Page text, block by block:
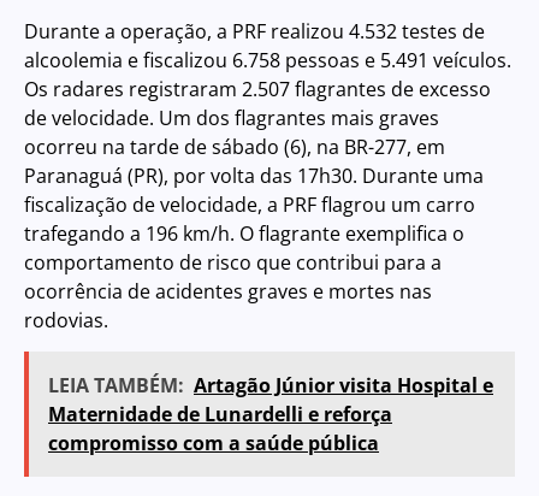
Durante a operação, a PRF realizou 4.532 testes de
alcoolemia e fiscalizou 6.758 pessoas e 5.491 veículos.
Os radares registraram 2.507 flagrantes de excesso
de velocidade. Um dos flagrantes mais graves
ocorreu na tarde de sábado (6), na BR-277, em
Paranaguá (PR), por volta das 17h30. Durante uma
fiscalização de velocidade, a PRF flagrou um carro
trafegando a 196 km/h. O flagrante exemplifica o
comportamento de risco que contribui para a
ocorrência de acidentes graves e mortes nas
rodovias.
LEIA TAMBÉM: Artagão Júnior visita Hospital e
Maternidade de Lunardelli e reforça
compromisso com a saúde pública